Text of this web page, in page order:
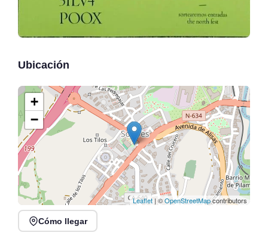
Ubicación
+
−
Leaflet | ©OpenStreetMapcontributors
Cómo llegar
Recital de trompeta,